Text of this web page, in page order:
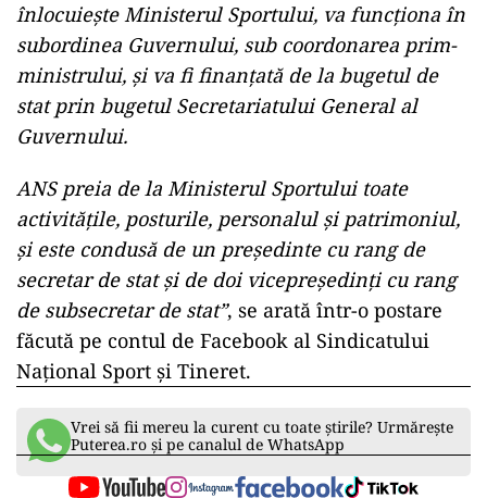
înlocuiește Ministerul Sportului, va funcționa în
subordinea Guvernului, sub coordonarea prim-
ministrului, și va fi finanțată de la bugetul de
stat prin bugetul Secretariatului General al
Guvernului.
ANS preia de la Ministerul Sportului toate
activitățile, posturile, personalul și patrimoniul,
și este condusă de un preşedinte cu rang de
secretar de stat şi de doi vicepreşedinți cu rang
de subsecretar de stat”, se arată într-o postare
făcută pe contul de Facebook al Sindicatului
Naţional Sport şi Tineret.
Vrei să fii mereu la curent cu toate știrile? Urmărește
Puterea.ro și pe canalul de WhatsApp